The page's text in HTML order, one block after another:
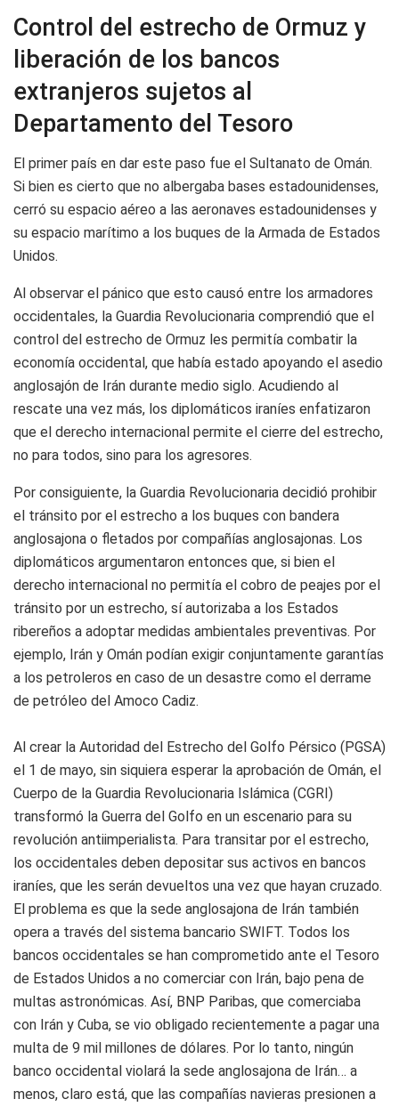
Control del estrecho de Ormuz y
liberación de los bancos
extranjeros sujetos al
Departamento del Tesoro
El primer país en dar este paso fue el Sultanato de Omán.
Si bien es cierto que no albergaba bases estadounidenses,
cerró su espacio aéreo a las aeronaves estadounidenses y
su espacio marítimo a los buques de la Armada de Estados
Unidos.
Al observar el pánico que esto causó entre los armadores
occidentales, la Guardia Revolucionaria comprendió que el
control del estrecho de Ormuz les permitía combatir la
economía occidental, que había estado apoyando el asedio
anglosajón de Irán durante medio siglo. Acudiendo al
rescate una vez más, los diplomáticos iraníes enfatizaron
que el derecho internacional permite el cierre del estrecho,
no para todos, sino para los agresores.
Por consiguiente, la Guardia Revolucionaria decidió prohibir
el tránsito por el estrecho a los buques con bandera
anglosajona o fletados por compañías anglosajonas. Los
diplomáticos argumentaron entonces que, si bien el
derecho internacional no permitía el cobro de peajes por el
tránsito por un estrecho, sí autorizaba a los Estados
ribereños a adoptar medidas ambientales preventivas. Por
ejemplo, Irán y Omán podían exigir conjuntamente garantías
a los petroleros en caso de un desastre como el derrame
de petróleo del Amoco Cadiz.
Al crear la Autoridad del Estrecho del Golfo Pérsico (PGSA)
el 1 de mayo, sin siquiera esperar la aprobación de Omán, el
Cuerpo de la Guardia Revolucionaria Islámica (CGRI)
transformó la Guerra del Golfo en un escenario para su
revolución antiimperialista. Para transitar por el estrecho,
los occidentales deben depositar sus activos en bancos
iraníes, que les serán devueltos una vez que hayan cruzado.
El problema es que la sede anglosajona de Irán también
opera a través del sistema bancario SWIFT. Todos los
bancos occidentales se han comprometido ante el Tesoro
de Estados Unidos a no comerciar con Irán, bajo pena de
multas astronómicas. Así, BNP Paribas, que comerciaba
con Irán y Cuba, se vio obligado recientemente a pagar una
multa de 9 mil millones de dólares. Por lo tanto, ningún
banco occidental violará la sede anglosajona de Irán… a
menos, claro está, que las compañías navieras presionen a